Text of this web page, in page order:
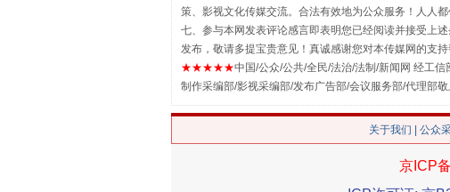
揭批美国五大"原罪"
策、影视文化传媒交流。合法有效地为公众服务！人人都
七、参与本网发表评论感言即表明您已经阅读并接受上
发布，敬请多提宝贵意见！真诚感谢您对本传媒网的支
★★★★★中国/公众/公共/全民/法治/法制/新闻网 经工
制作采编部/影视采编部/发布广告部/会议服务部/代理部敬
关于我们 公众
京ICP